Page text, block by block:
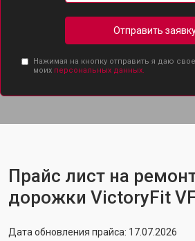
Отправить
Нажимая на кнопку отправить я даю
моих персональных данных.
Прайс лист на
дорожки VictoryFit
Дата обновления прайса: 17.07.2026